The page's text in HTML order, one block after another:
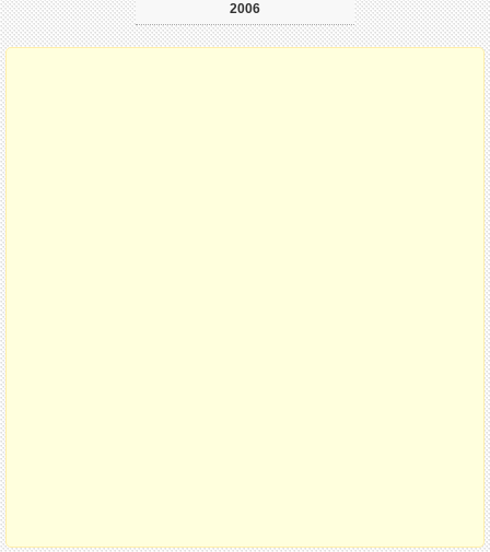
2006